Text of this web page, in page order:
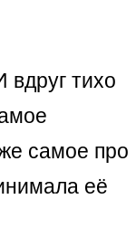
тихо
самое про
её